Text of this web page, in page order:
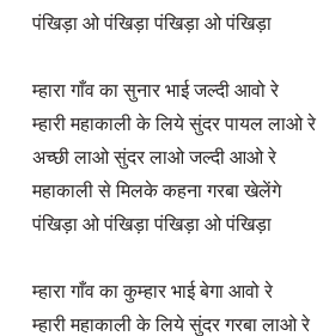
पंखिड़ा ओ पंखिड़ा पंखिड़ा ओ पंखिड़ा
म्हारा गाँव का सुनार भाई जल्दी आवो रे
म्हारी महाकाली के लिये सुंदर पायल लाओ रे
अच्छी लाओ सुंदर लाओ जल्दी आओ रे
महाकाली से मिलके कहना गरबा खेलेंगे
पंखिड़ा ओ पंखिड़ा पंखिड़ा ओ पंखिड़ा
म्हारा गाँव का कुम्हार भाई बेगा आवो रे
म्हारी महाकाली के लिये सुंदर गरबा लाओ रे